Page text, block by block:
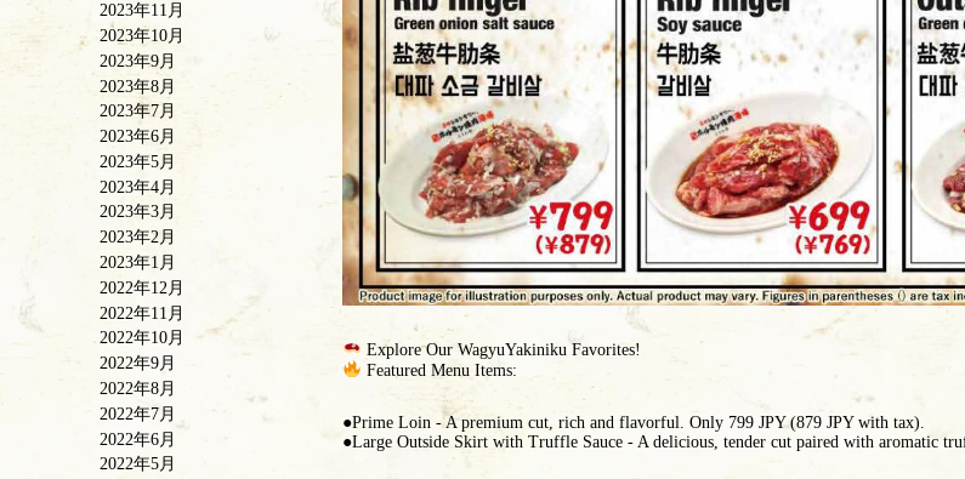
Explore Our WagyuYakiniku Favorites!
Featured Menu Items:
●Prime Loin - A premium cut, rich and flavorful. Only 799 JPY (879 JPY with tax).
●Large Outside Skirt with Truffle Sauce - A delicious, tender cut paired with aromatic
2023年11月
2023年10月
2023年9月
2023年8月
2023年7月
2023年6月
2023年5月
2023年4月
2023年3月
2023年2月
2023年1月
2022年12月
2022年11月
2022年10月
2022年9月
2022年8月
2022年7月
2022年6月
2022年5月